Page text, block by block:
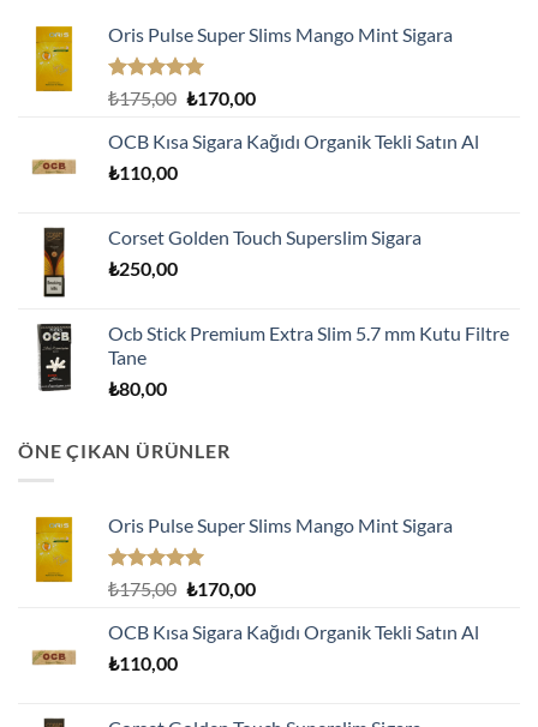
Oris Pulse Super Slims Mango Mint Sigara
5 üzerinden
oy
aldı
₺175,00 Orijinal
₺175,00.
₺170,00Şu
fiyat:
OCB Kısa Sigara Kağıdı Organik Tekli Satın Al
₺110,00
Corset Golden Touch Superslim Sigara
₺250,00
Ocb Stick Premium Extra Slim 5.7 mm Kutu Filtre
Tane
₺80,00
ÖNE ÇIKAN ÜRÜNLER
Oris Pulse Super Slims Mango Mint Sigara
5 üzerinden
oy
aldı
₺175,00 Orijinal
₺175,00.
₺170,00Şu
fiyat:
OCB Kısa Sigara Kağıdı Organik Tekli Satın Al
₺110,00